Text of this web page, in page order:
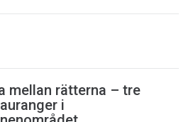
mellan rätterna – tre
i